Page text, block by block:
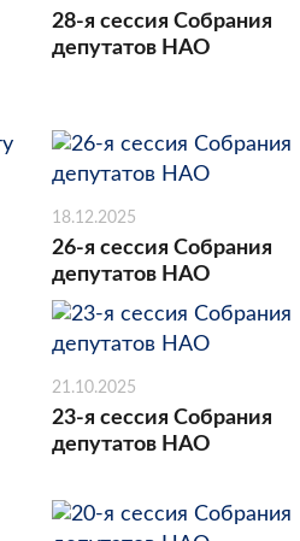
28-я сессия Собрания
депутатов НАО
18.12.2025
26-я сессия Собрания
депутатов НАО
21.10.2025
23-я сессия Собрания
депутатов НАО